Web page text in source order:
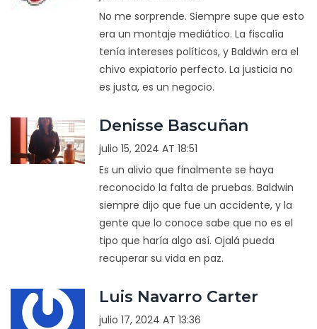
No me sorprende. Siempre supe que esto
era un montaje mediático. La fiscalía
tenía intereses políticos, y Baldwin era el
chivo expiatorio perfecto. La justicia no
es justa, es un negocio.
Denisse Bascuñan
julio 15, 2024 AT 18:51
Es un alivio que finalmente se haya
reconocido la falta de pruebas. Baldwin
siempre dijo que fue un accidente, y la
gente que lo conoce sabe que no es el
tipo que haría algo así. Ojalá pueda
recuperar su vida en paz.
Luis Navarro Carter
julio 17, 2024 AT 13:36